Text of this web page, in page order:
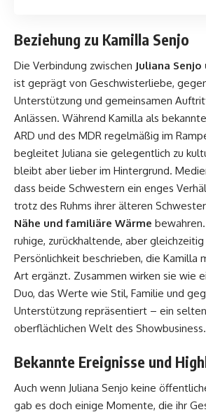
Beziehung zu Kamilla Senjo
Die Verbindung zwischen Juliana
ist geprägt von Geschwisterliebe,
Unterstützung und gemeinsamen
Anlässen. Während Kamilla als
ARD und des MDR regelmäßig im
begleitet Juliana sie gelegentlich zu
bleibt aber lieber im Hintergrund.
dass beide Schwestern ein enges
trotz des Ruhms ihrer älteren Schwester
Nähe und familiäre Wärme
ruhige, zurückhaltende, aber
Persönlichkeit beschrieben, die Kamilla
Art ergänzt. Zusammen wirken sie wie
Duo, das Werte wie Stil, Familie und
Unterstützung repräsentiert – ein
oberflächlichen Welt des Showbusiness.
Bekannte Ereignisse und
Auch wenn Juliana Senjo keine
gab es doch einige Momente, die ihr